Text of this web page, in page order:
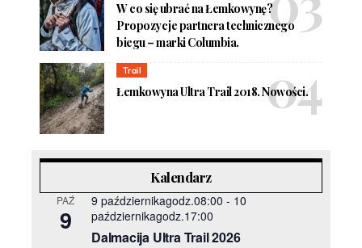
W co się ubrać na Łemkowynę?
Propozycje partnera technicznego
biegu – marki Columbia.
Trail
Łemkowyna Ultra Trail 2018. Nowości.
Kalendarz
PAŹ
9
9 październikagodz.08:00 - 10
październikagodz.17:00
Dalmacija Ultra Trail 2026